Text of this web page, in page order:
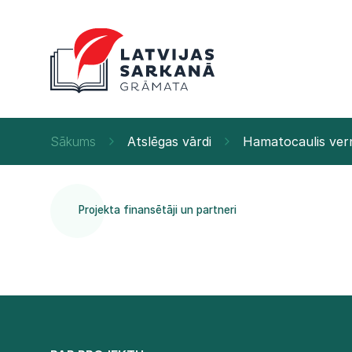
Sākums Atslēgas vārdi Hamatocaulis
Projekta finansētāji un partneri